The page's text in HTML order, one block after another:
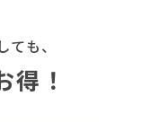
も、
得！